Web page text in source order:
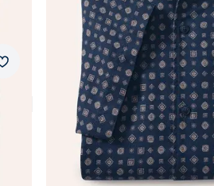
Merkzettel